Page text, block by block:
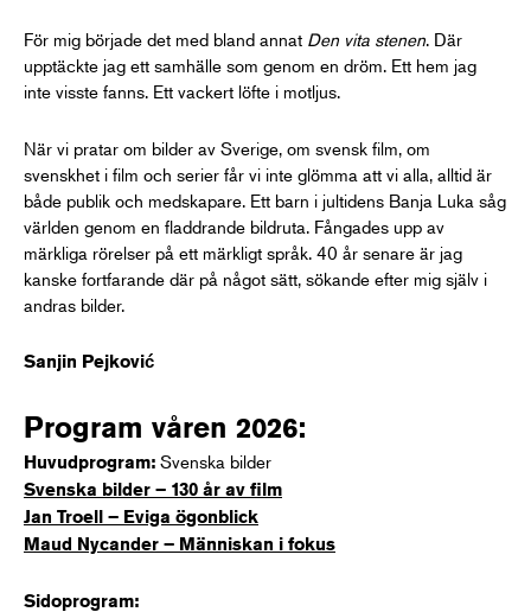
För mig började det med bland annat Den vita stenen. Där
upptäckte jag ett samhälle som genom en dröm. Ett hem jag
inte visste fanns. Ett vackert löfte i motljus.
När vi pratar om bilder av Sverige, om svensk film, om
svenskhet i film och serier får vi inte glömma att vi alla, alltid är
både publik och medskapare. Ett barn i jultidens Banja Luka såg
världen genom en fladdrande bildruta. Fångades upp av
märkliga rörelser på ett märkligt språk. 40 år senare är jag
kanske fortfarande där på något sätt, sökande efter mig själv i
andras bilder.
Sanjin Pejković
Program våren 2026:
Huvudprogram: Svenska bilder
Svenska bilder – 130 år av film
Jan Troell – Eviga ögonblick
Maud Nycander – Människan i fokus
Sidoprogram: